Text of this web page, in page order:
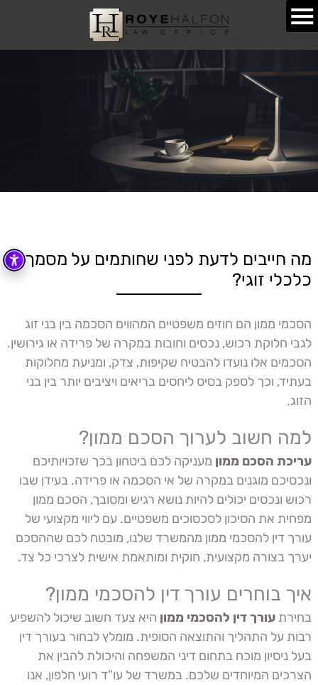
מה חייבים לדעת לפני שחותמים על מסמך
כלכלי זוגי?
הסכמי ממון הם חוזים משפטיים המהווים הסכמה בין בני זוג
לגבי חלוקת רכוש, נכסים וחובות במקרה של פרידה או גירושין.
הסכמים אלו נועדו להבטיח שקיפות, צדק, ומניעת מחלוקות
בעתיד, וכך לספק בסיס ליחסים בריאים ויציבים יותר בין בני
הזוג.
למה חשוב לערוך הסכם ממון?
עריכת הסכם ממון מעניקה לכם ביטחון בכך שזכויותיכם
ונכסיכם מוגנים במקרה של אי הסכמה או פרידה. בעידן שבו
רכוש ונכסים יכולים להיות נושא רגיש ומסובך, הסכם ממון
מפחית את הסיכון לסכסוכים משפטיים. עם ליווי מקצועי של
עורך דין להסכמי ממון מהמשרד שלנו, מובטח לכם שההסכם
יערך בצורה מקצועית, חוקית ומותאמת אישית לצרכי כל צד.
איך בוחרים עורך דין להסכמי ממון?
בחירת עורך דין להסכמי ממון היא צעד חשוב שיכול להשפיע
רבות על התהליך והתוצאה הסופית. מומלץ לבחור בעורך דין
בעל ניסיון מוכח בתחום דיני המשפחה והיכולת להבין את
הצרכים המיוחדים שלכם. במשרד של עו"ד רועי חלפון, אנו